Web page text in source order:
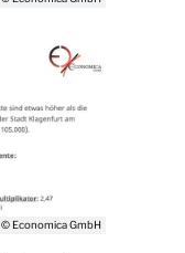
© Economica GmbH